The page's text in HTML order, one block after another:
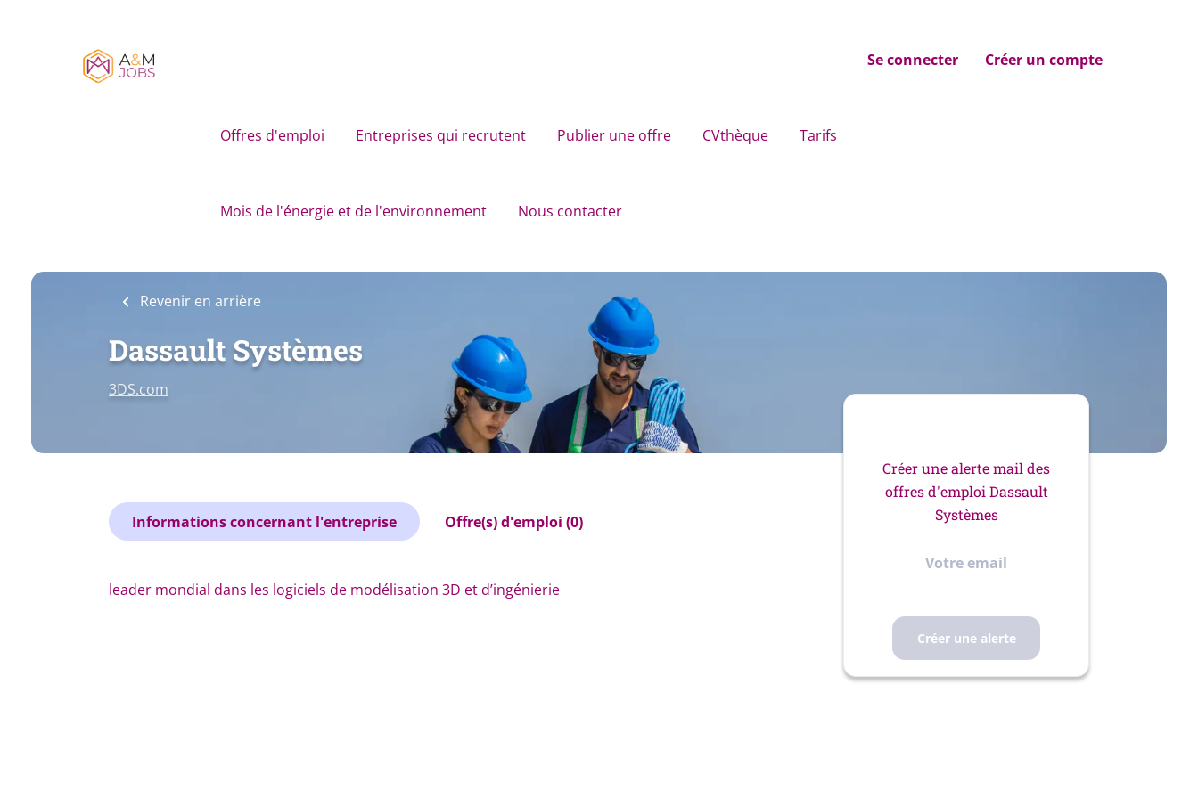
Se connecter Créer un compte
Offres d'emploi Entreprises qui recrutent Publier une offre CVthèque Tarifs
Mois de l'énergie et de l'environnement Nous contacter
Revenir en arrière
Dassault Systèmes
3DS.com
Informations concernant l'entreprise Offre(s) d'emploi (0)
leader mondial dans les logiciels de modélisation 3D et d’ingénierie
Créer une alerte mail des
offres d'emploi Dassault
Systèmes